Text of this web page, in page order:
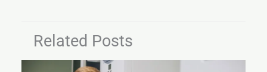
Related Posts